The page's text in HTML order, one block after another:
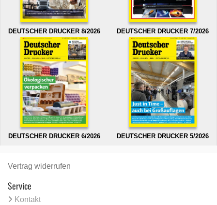
DEUTSCHER DRUCKER 8/2026 DEUTSCHER DRUCKER 7/2026
DEUTSCHER DRUCKER 6/2026 DEUTSCHER DRUCKER 5/2026
Vertrag widerrufen
Service
Kontakt